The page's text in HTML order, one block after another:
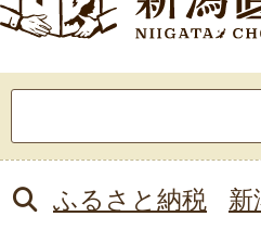
索:
ふるさと納税 新